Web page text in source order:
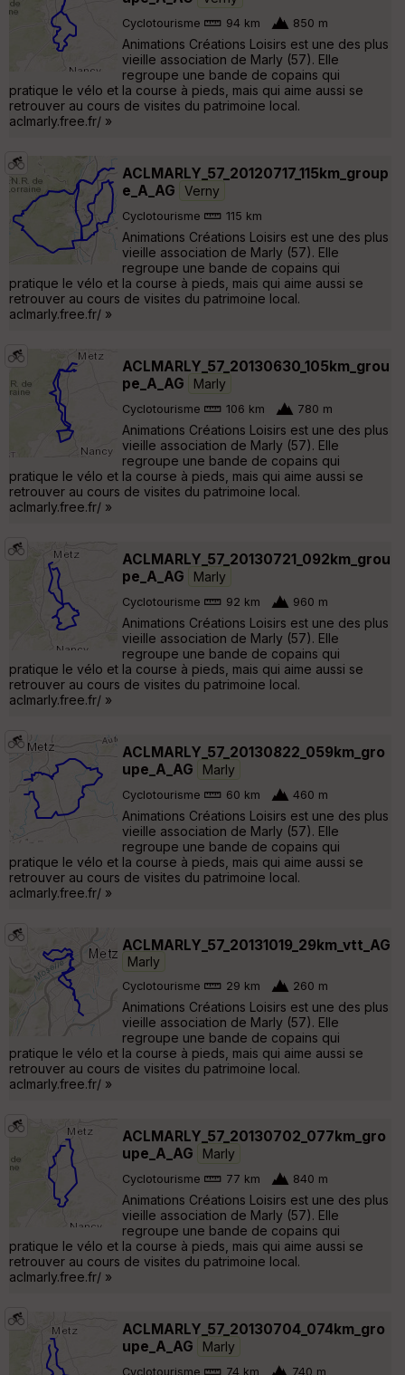
Cyclotourisme 94 km 850 m
Animations Créations Loisirs est une des plus
vieille association de Marly (57). Elle
regroupe une bande de copains qui
pratique le vélo et la course à pieds, mais qui aime aussi se
retrouver au cours de visites du patrimoine local.
aclmarly.free.fr/ »
ACLMARLY_57_20120717_115km_group
e_A_AG
Verny
Cyclotourisme 115 km
Animations Créations Loisirs est une des plus
vieille association de Marly (57). Elle
regroupe une bande de copains qui
pratique le vélo et la course à pieds, mais qui aime aussi se
retrouver au cours de visites du patrimoine local.
aclmarly.free.fr/ »
ACLMARLY_57_20130630_105km_grou
pe_A_AG
Marly
Cyclotourisme 106 km 780 m
Animations Créations Loisirs est une des plus
vieille association de Marly (57). Elle
regroupe une bande de copains qui
pratique le vélo et la course à pieds, mais qui aime aussi se
retrouver au cours de visites du patrimoine local.
aclmarly.free.fr/ »
ACLMARLY_57_20130721_092km_grou
pe_A_AG
Marly
Cyclotourisme 92 km 960 m
Animations Créations Loisirs est une des plus
vieille association de Marly (57). Elle
regroupe une bande de copains qui
pratique le vélo et la course à pieds, mais qui aime aussi se
retrouver au cours de visites du patrimoine local.
aclmarly.free.fr/ »
ACLMARLY_57_20130822_059km_gro
upe_A_AG
Marly
Cyclotourisme 60 km 460 m
Animations Créations Loisirs est une des plus
vieille association de Marly (57). Elle
regroupe une bande de copains qui
pratique le vélo et la course à pieds, mais qui aime aussi se
retrouver au cours de visites du patrimoine local.
aclmarly.free.fr/ »
ACLMARLY_57_20131019_29km_vtt_AG
Marly
Cyclotourisme 29 km 260 m
Animations Créations Loisirs est une des plus
vieille association de Marly (57). Elle
regroupe une bande de copains qui
pratique le vélo et la course à pieds, mais qui aime aussi se
retrouver au cours de visites du patrimoine local.
aclmarly.free.fr/ »
ACLMARLY_57_20130702_077km_gro
upe_A_AG
Marly
Cyclotourisme 77 km 840 m
Animations Créations Loisirs est une des plus
vieille association de Marly (57). Elle
regroupe une bande de copains qui
pratique le vélo et la course à pieds, mais qui aime aussi se
retrouver au cours de visites du patrimoine local.
aclmarly.free.fr/ »
ACLMARLY_57_20130704_074km_gro
upe_A_AG
Marly
Cyclotourisme 74 km 740 m